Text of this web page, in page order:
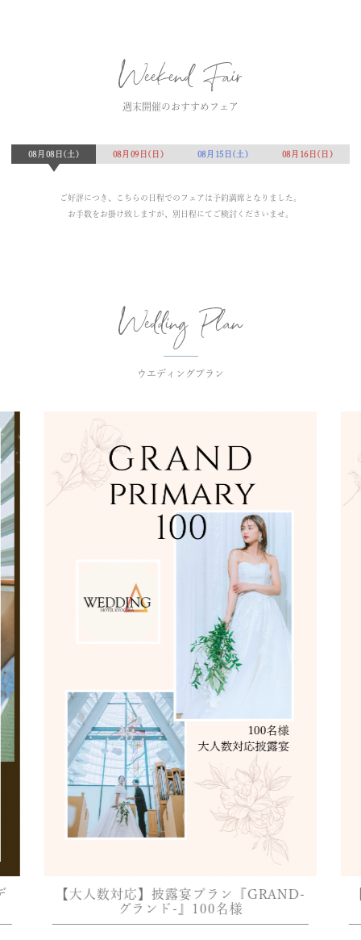
Weekend Fair
週末開催のおすすめフェア
08月08日(土) 08月09日(日) 08月15日(土) 08月16日(日)
ご好評につき、こちらの日程でのフェアは予約満席となりました。
お手数をお掛け致しますが、別日程にてご検討くださいませ。
Wedding Plan
ウエディングプラン
【大人数対応】披露宴プラン『GRAND-
グランド-』100名様